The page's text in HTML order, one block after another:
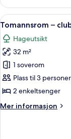
–
deluxe,
sjøutsikt
Åpne
alle
bildene
av
Tomannsrom
–
club,
hageutsikt
3
Tomannsrom –
Hageutsikt
32 m²
1 soverom
Plass til 3 personer
2 enkeltsenger
Mer informasjon
Mer